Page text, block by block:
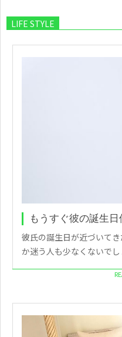
LIFE STYLE
もうすぐ彼の誕生
彼氏の誕生日が近づいて
か迷う人も少なくないでし